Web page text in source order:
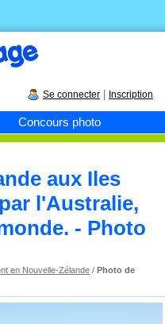
Concours photo
Se connecter Inscription
aux Iles
l'Australie,
- Photo
en Nouvelle-Zélande /Photo de